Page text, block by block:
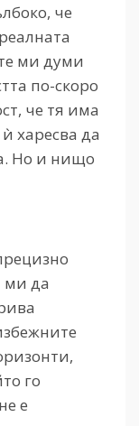
че
ми думи
по-скоро
че тя има
харесва да
Но и нищо
ми да
го
е